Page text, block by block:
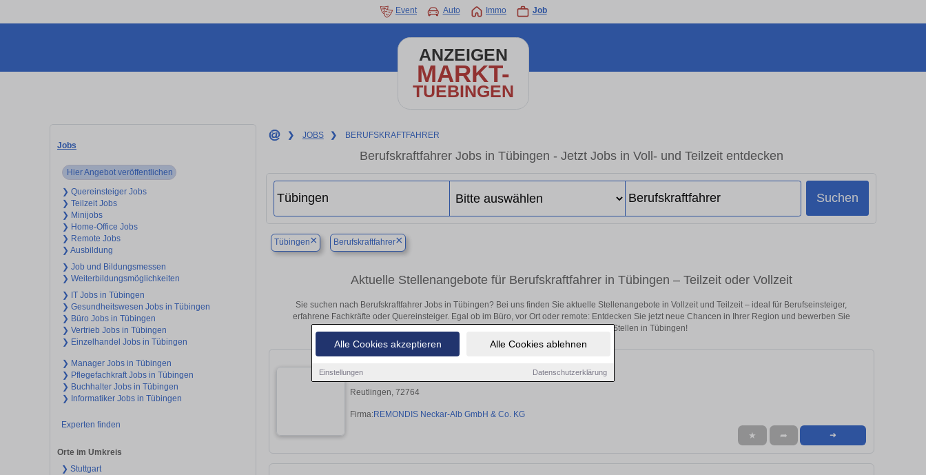
Alle Cookies akzeptieren Alle Cookies ablehnen
Einstellungen Datenschutzerklärung
Event Auto Immo Job
ANZEIGEN
MARKT-
TUEBINGEN
Jobs
Hier Angebot veröffentlichen
❯ Quereinsteiger Jobs
❯ Teilzeit Jobs
❯ Minijobs
❯ Home-Office Jobs
❯ Remote Jobs
❯ Ausbildung
❯ Job und Bildungsmessen
❯ Weiterbildungsmöglichkeiten
❯ IT Jobs in Tübingen
❯ Gesundheitswesen Jobs in Tübingen
❯ Büro Jobs in Tübingen
❯ Vertrieb Jobs in Tübingen
❯ Einzelhandel Jobs in Tübingen
❯ Manager Jobs in Tübingen
❯ Pflegefachkraft Jobs in Tübingen
❯ Buchhalter Jobs in Tübingen
❯ Informatiker Jobs in Tübingen
Experten finden
Orte im Umkreis
❯ Stuttgart
❯ JOBS ❯ BERUFSKRAFTFAHRER
Berufskraftfahrer Jobs in Tübingen - Jetzt Jobs in Voll- und Teilzeit entdecken
Suchen
Tübingen× Berufskraftfahrer×
Aktuelle Stellenangebote für Berufskraftfahrer in Tübingen – Teilzeit oder Vollzeit
Sie suchen nach Berufskraftfahrer Jobs in Tübingen? Bei uns finden Sie aktuelle Stellenangebote in Vollzeit und Teilzeit – ideal für Berufseinsteiger,
erfahrene Fachkräfte oder Quereinsteiger. Egal ob im Büro, vor Ort oder remote: Entdecken Sie jetzt neue Chancen in Ihrer Region und bewerben Sie
sich direkt auf passende Berufskraftfahrer-Stellen in Tübingen!
LKW-Fahrer Nahverkehr (m/w/d)
Reutlingen, 72764
Firma:REMONDIS Neckar-Alb GmbH & Co. KG
★ ➦ ➜